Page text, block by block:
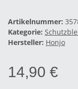
Artikelnummer:
Kategorie:
Hersteller: Honjo
14,90 €